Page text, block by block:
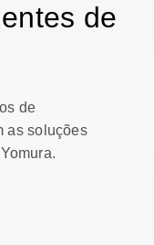
de
de
as soluções